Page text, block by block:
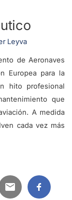
Leyva
de Aeronaves
Europea para la
hito profesional
que
A medida
cada vez más